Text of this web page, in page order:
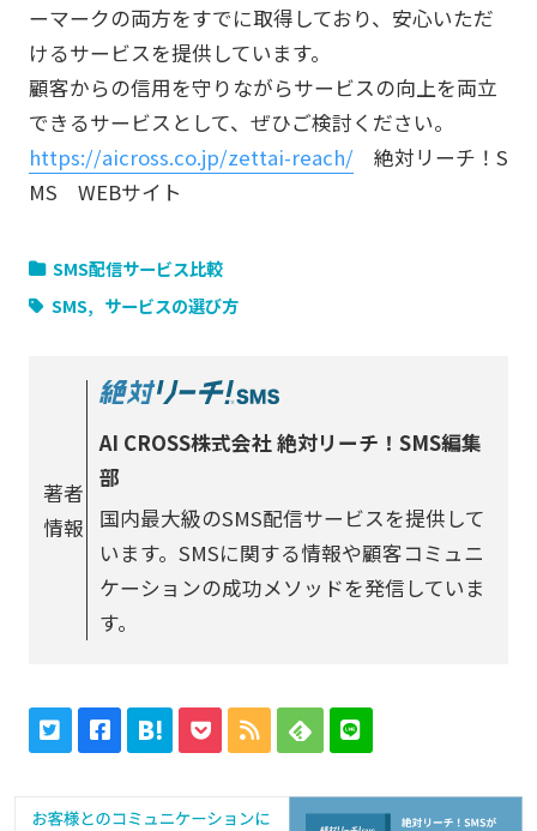
ーマークの両方をすでに取得しており、安心いただ
けるサービスを提供しています。
顧客からの信用を守りながらサービスの向上を両立
できるサービスとして、ぜひご検討ください。
https://aicross.co.jp/zettai-reach/絶対リーチ！S
MS WEBサイト
SMS配信サービス比較
SMS
サービスの選び方
著者
情報
AI CROSS株式会社 絶対リーチ！SMS編集
部
国内最大級のSMS配信サービスを提供して
います。SMSに関する情報や顧客コミュニ
ケーションの成功メソッドを発信していま
す。